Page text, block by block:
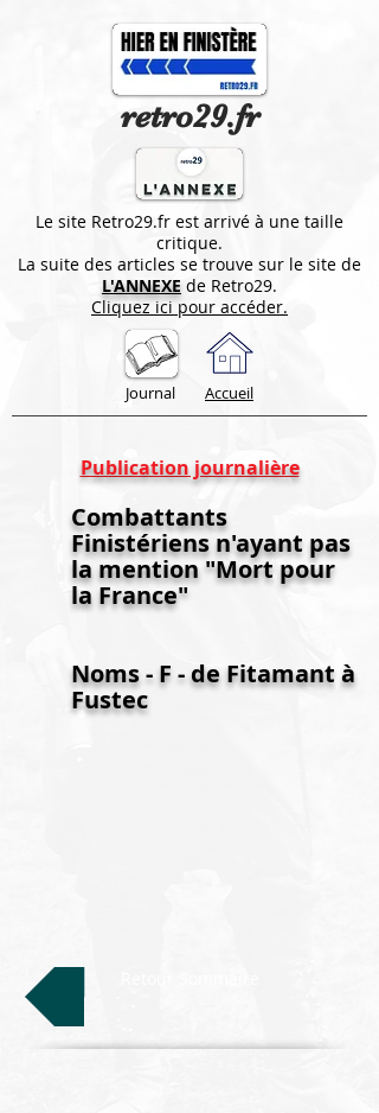
retro29.fr
Le site Retro29.fr est arrivé à une taille
critique.
La suite des articles se trouve sur le site de
L'ANNEXE de Retro29.
Cliquez ici pour accéder.
Journal Accueil
Publication journalière
Combattants
Finistériens n'ayant pas
la mention "Mort pour
la France"
Noms - F - de Fitamant à
Fustec